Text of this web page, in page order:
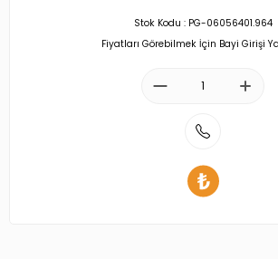
Stok Kodu : PG-06056401.964
Fiyatları Görebilmek İçin Bayi Girişi